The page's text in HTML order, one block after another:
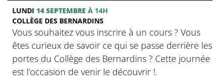
LUNDI 14 SEPTEMBRE À 14H
COLLÈGE DES BERNARDINS
Vous souhaitez vous inscrire à un cours ? Vous
êtes curieux de savoir ce qui se passe derrière les
portes du Collège des Bernardins ? Cette journée
est l’occasion de venir le découvrir !.